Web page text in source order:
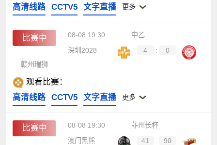
高清线路
CCTV5 文字直播 更多
比赛中 08-08 19:30
中乙
深圳2028
4 :
0
赣州瑞狮
观看比赛：
高清线路
CCTV5 文字直播 更多
比赛中 08-08 19:30
菲州长杯
澳门黑熊
41 :
90